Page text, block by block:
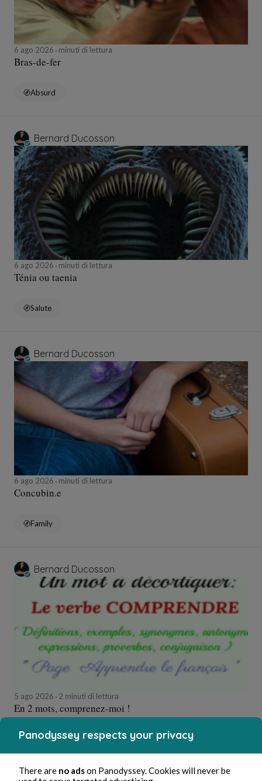
6 ago 2026 minuti di lettura
Bras-de-fer
Absurd
Bernard Ducosson
6 ago 2026 minuti di lettura
Ténia ou taenia
Salute
Bernard Ducosson
6 ago 2026 minuti di lettura
Concubin.e
Family
Bernard Ducosson
5 ago 2026 2 minuti di lettura
En 2 mots, comprenez-moi !
Cultura
Panodyssey respects your privacy
There are no adson Panodyssey. Cookies will never be